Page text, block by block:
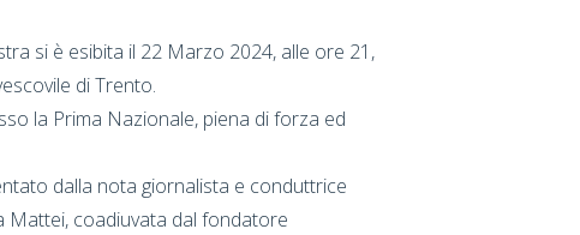
si è esibita il 22 Marzo 2024, alle ore 21,
di Trento.
la Prima Nazionale, piena di forza ed
dalla nota giornalista e conduttrice
Mattei, coadiuvata dal fondatore